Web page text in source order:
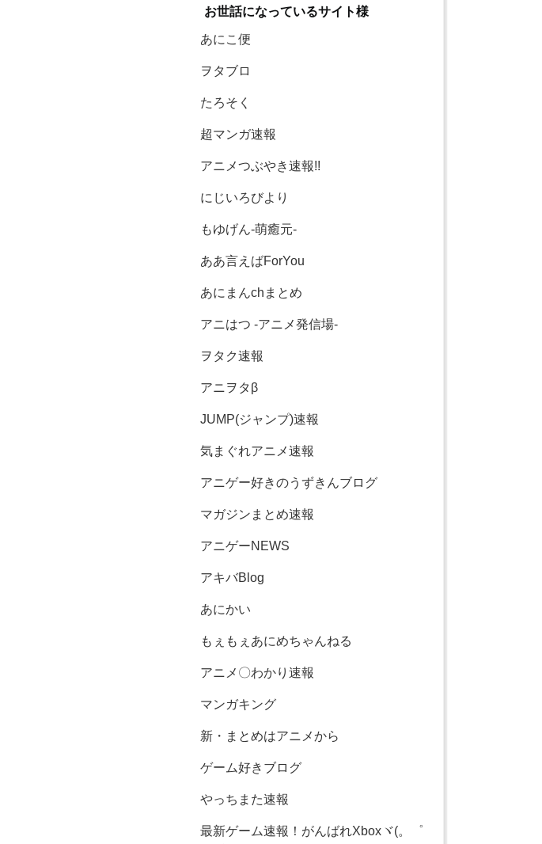
お世話になっているサイト様
あにこ便
ヲタブロ
たろそく
超マンガ速報
アニメつぶやき速報!!
にじいろびより
もゆげん-萌癒元-
ああ言えばForYou
あにまんchまとめ
アニはつ -アニメ発信場-
ヲタク速報
アニヲタβ
JUMP(ジャンプ)速報
気まぐれアニメ速報
アニゲー好きのうずきんブログ
マガジンまとめ速報
アニゲーNEWS
アキバBlog
あにかい
もぇもぇあにめちゃんねる
アニメ〇わかり速報
マンガキング
新・まとめはアニメから
ゲーム好きブログ
やっちまた速報
最新ゲーム速報！がんばれXboxヾ(。゜